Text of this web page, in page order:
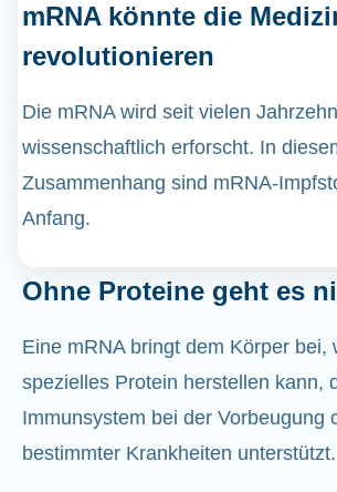
mRNA könnte die
revolutionieren
Die mRNA wird seit vielen
wissenschaftlich erforscht. In
Zusammenhang sind mRNA-
Anfang.
Ohne Proteine geht es
Eine mRNA bringt dem Körper bei,
spezielles Protein herstellen kann,
Immunsystem bei der Vorbeugung
bestimmter Krankheiten unterstützt.